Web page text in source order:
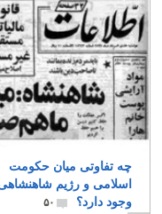
چه تفاوتی میان حکومت
اسلامی و رژیم
وجود دارد؟
۵۰